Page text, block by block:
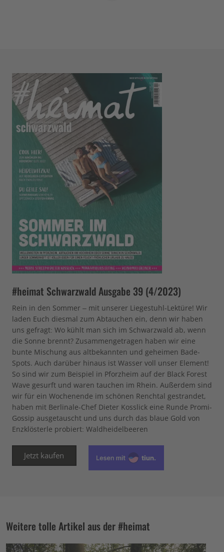
#heimat Schwarzwald Ausgabe 39 (4/2023)
Rein in den Sommer – mit unserer Liegestuhl-Lektüre! Wir
laden Euch diesmal zum Abtauchen ein, denn wir haben
uns gefragt: Wo kühlt man sich im Schwarzwald ab, wenn
die Sonne brennt? Zusammengetragen haben wir eine
bunte Mischung aus altbekannten und geheimen Bade-
Spots. Auch darüber hinaus ist Wasser voll unser Element!
So sind wir zum Beispiel in Pforzheim auf der Black Forest
Wave gesurft und waren tauchen im Rhein. Außerdem sind
wir für ein Wochenende im schönen Renchtal gestrandet,
haben mit Berlinale-Chef Dieter Kosslick eine Runde Promi-
Gossip ausgetauscht und uns durch das blaue Gold von
Enzklösterle probiert: Waldheidelbeeren
Jetzt kaufen
Weitere tolle Artikel aus der #heimat